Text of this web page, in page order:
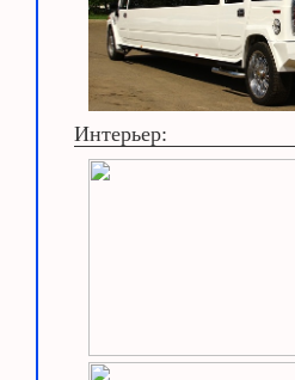
Интерьер: